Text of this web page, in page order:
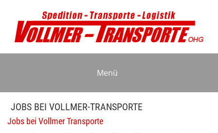
Menü
JOBS BEI VOLLMER-TRANSPORTE
Jobs bei Vollmer Transporte